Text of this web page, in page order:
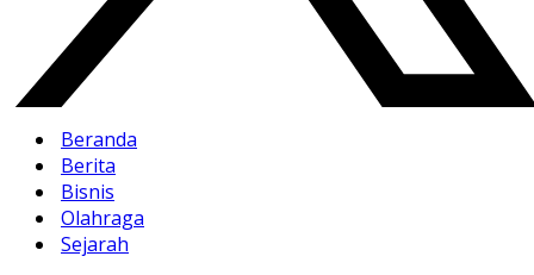
Beranda
Berita
Bisnis
Olahraga
Sejarah